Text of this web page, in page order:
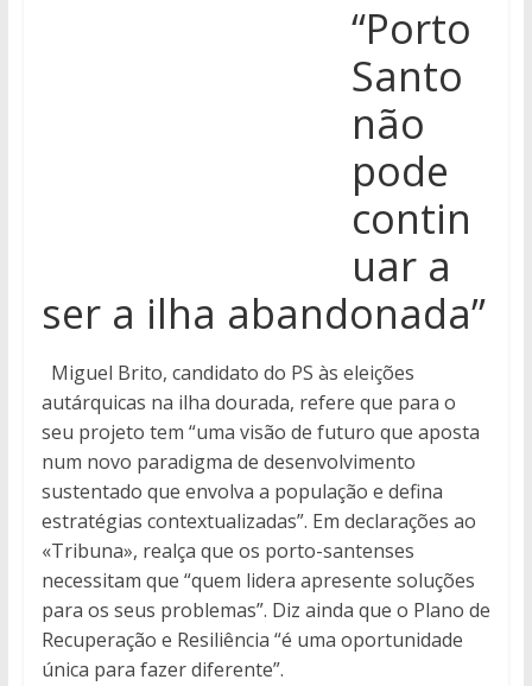
“Porto
Santo
não
pode
contin
uar a
ser a ilha abandonada”
Miguel Brito, candidato do PS às eleições
autárquicas na ilha dourada, refere que para o
seu projeto tem “uma visão de futuro que aposta
num novo paradigma de desenvolvimento
sustentado que envolva a população e defina
estratégias contextualizadas”. Em declarações ao
«Tribuna», realça que os porto-santenses
necessitam que “quem lidera apresente soluções
para os seus problemas”. Diz ainda que o Plano de
Recuperação e Resiliência “é uma oportunidade
única para fazer diferente”.